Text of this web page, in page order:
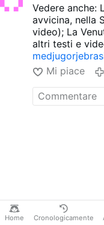
Home Cronologicamente
Vedere anche:
avvicina, nella
video); La
altri testi e
Mi piace